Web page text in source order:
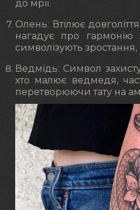
до мрії.
Олень: Втілює
нагадує про
символізують зростання,
Ведмідь: Символ
хто малює ведмедя,
перетворюючи тату на